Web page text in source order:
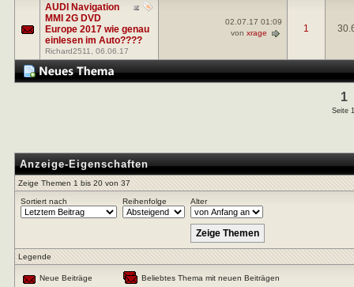
AUDI Navigation
MMI 2G DVD
Europe 2017 wie genau
einlesen im Auto????
Richard2511 , 06.06.17
02.07.17 01:09
von xrage 1
1
Seite
Anzeige-Eigenschaften
Zeige Themen 1 bis 20 von 37
Sortiert nach Reihenfolge Alter
Legende
Neue Beiträge
Beliebtes Thema mit neuen Beiträgen